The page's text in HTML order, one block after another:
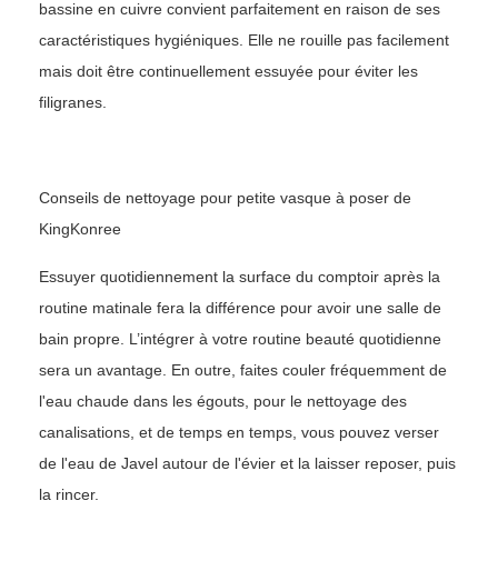
bassine en cuivre convient parfaitement en raison de ses
caractéristiques hygiéniques. Elle ne rouille pas facilement
mais doit être continuellement essuyée pour éviter les
filigranes.
Conseils de nettoyage pour petite vasque à poser de
KingKonree
Essuyer quotidiennement la surface du comptoir après la
routine matinale fera la différence pour avoir une salle de
bain propre. L’intégrer à votre routine beauté quotidienne
sera un avantage. En outre, faites couler fréquemment de
l'eau chaude dans les égouts, pour le nettoyage des
canalisations, et de temps en temps, vous pouvez verser
de l'eau de Javel autour de l'évier et la laisser reposer, puis
la rincer.